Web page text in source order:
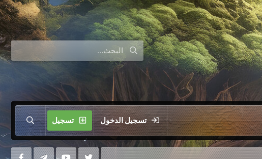
تسجيل الدخول تسجيل